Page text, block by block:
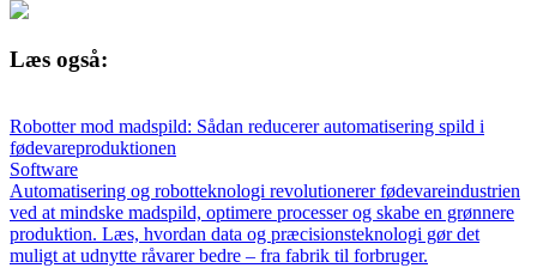
Læs også:
Robotter mod madspild: Sådan reducerer automatisering spild i
fødevareproduktionen
Software
Automatisering og robotteknologi revolutionerer fødevareindustrien
ved at mindske madspild, optimere processer og skabe en grønnere
produktion. Læs, hvordan data og præcisionsteknologi gør det
muligt at udnytte råvarer bedre – fra fabrik til forbruger.